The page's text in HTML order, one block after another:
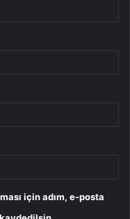
için adım, e-posta